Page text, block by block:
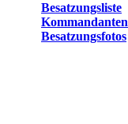
Besatzungsliste
Kommandanten
Besatzungsfotos